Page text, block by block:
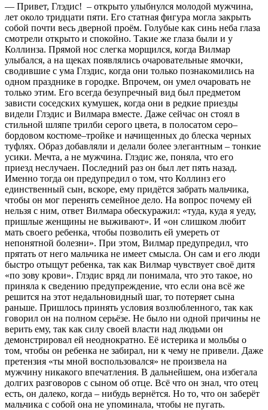
— Привет, Глэдис! – открыто улыбнулся молодой мужчина,
лет около тридцати пяти. Его статная фигура могла закрыть
собой почти весь дверной проём. Голубые как синь неба глаза
смотрели открыто и спокойно. Такие же глаза были и у
Коллинза. Прямой нос слегка морщился, когда Вилмар
улыбался, а на щеках появлялись очаровательные ямочки,
сводившие с ума Глэдис, когда они только познакомились на
одном празднике в городке. Впрочем, он умел очаровать не
только этим. Его всегда безупречный вид был предметом
зависти соседских кумушек, когда они в редкие приезды
видели Глэдис и Вилмара вместе. Даже сейчас он стоял в
стильной шляпе трилби серого цвета, в полосатом серо–
бордовом костюме–тройке и начищенных до блеска черных
туфлях. Образ добавляли и делали более элегантным – тонкие
усики. Мечта, а не мужчина. Глэдис же, поняла, что его
приезд неслучаен. Последний раз он был лет пять назад.
Именно тогда он предупредил о том, что Коллинз его
единственный сын, вскоре, ему придётся забрать мальчика,
чтобы он мог перенять семейное дело. На вопрос почему ей
нельзя с ним, ответ Вилмара обескуражил: «туда, куда я уеду,
пришлые женщины не выживают». И «он слишком любит
мать своего ребенка, чтобы позволить ей умереть от
непонятной болезни». При этом, Вилмар предупредил, что
прятать от него мальчика не имеет смысла. Он сам и его люди
быстро отыщут ребенка, так как Вилмар чувствует своё дитя
«по зову крови». Глэдис вряд ли понимала, что это такое, но
приняла к сведению предупреждение, что если она всё же
решится на этот недальновидный шаг, то потеряет сына
раньше. Пришлось принять условия возлюбленного, так как
говорил он на полном серьёзе. Не было ни одной причины не
верить ему, так как силу своей власти над людьми он
демонстрировал ей неоднократно. Её истерика и мольбы о
том, чтобы он ребенка не забирал, ни к чему не привели. Даже
претензия «ты мной воспользовался» не произвела на
мужчину никакого впечатления. В дальнейшем, она избегала
долгих разговоров с сыном об отце. Всё что он знал, что отец
есть, он далеко, когда – нибудь вернётся. Но то, что он заберёт
мальчика с собой она не упоминала, чтобы не пугать.